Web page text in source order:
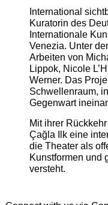
International
Kuratorin des
Internationale
Venezia. Unter
Arbeiten von
Lippok, Nicole
Werner. Das
Schwellenraum,
Gegenwart
Mit ihrer
Çağla Ilk eine
die Theater als
Kunstformen und
versteht.